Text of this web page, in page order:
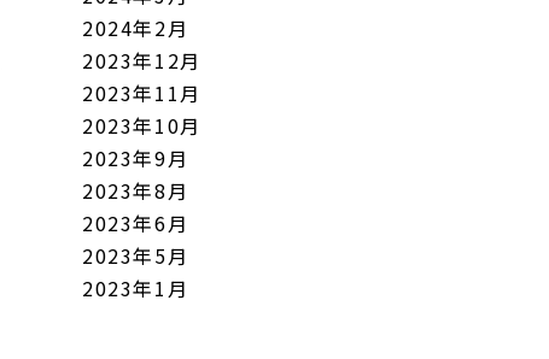
2024年2月
2023年12月
2023年11月
2023年10月
2023年9月
2023年8月
2023年6月
2023年5月
2023年1月